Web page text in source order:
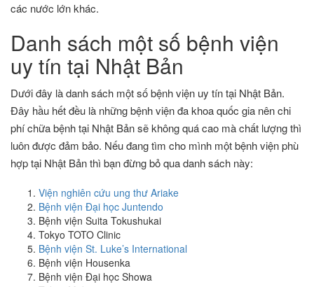
các nước lớn khác.
Danh sách một số bệnh viện
uy tín tại Nhật Bản
Dưới đây là danh sách một số bệnh viện uy tín tại Nhật Bản.
Đây hầu hết đều là những bệnh viện đa khoa quốc gia nên chi
phí chữa bệnh tại Nhật Bản sẽ không quá cao mà chất lượng thì
luôn được đảm bảo. Nếu đang tìm cho mình một bệnh viện phù
hợp tại Nhật Bản thì bạn đừng bỏ qua danh sách này:
Viện nghiên cứu ung thư Ariake
Bệnh viện Đại học Juntendo
Bệnh viện Suita Tokushukai
Tokyo TOTO Clinic
Bệnh viện St. Luke’s International
Bệnh viện Housenka
Bệnh viện Đại học Showa